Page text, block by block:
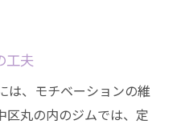
工夫
は、モチベーションの維
区丸の内のジムでは、定